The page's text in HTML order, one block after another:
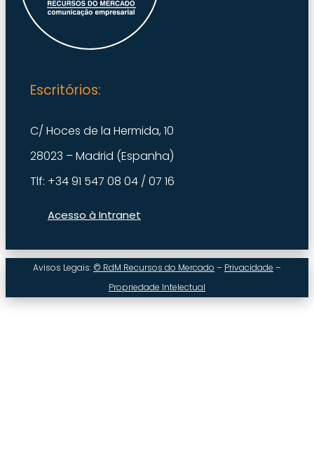
Escritórios:
C/ Hoces de la Hermida, 10
28023 – Madrid (Espanha)
Tlf: +34 91 547 08 04 / 07 16
Acesso à Intranet
Avisos Legais: © RdM Recursos do Mercado – Privacidade –
Propriedade Intelectual